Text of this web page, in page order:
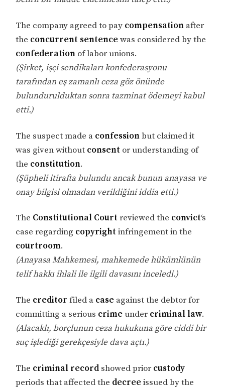
The company agreed to pay compensation after
the concurrent sentencewas considered by the
confederation of labor unions.
(Şirket, işçi sendikaları konfederasyonu
tarafından eş zamanlı ceza göz önünde
bulundurulduktan sonra tazminat ödemeyi kabul
etti.)
The suspect made a confessionbut claimed it
was given without consent or understanding of
the constitution.
(Şüpheli itirafta bulundu ancak bunun anayasa ve
onay bilgisi olmadan verildiğini iddia etti.)
The Constitutional Court reviewed the convict‘s
case regarding copyright infringement in the
courtroom.
(Anayasa Mahkemesi, mahkemede hükümlünün
telif hakkı ihlali ile ilgili davasını inceledi.)
The creditor filed a case against the debtor for
committing a serious crime under criminal law.
(Alacaklı, borçlunun ceza hukukuna göre ciddi bir
suç işlediği gerekçesiyle dava açtı.)
The criminal record showed prior custody
periods that affected the decreeissued by the